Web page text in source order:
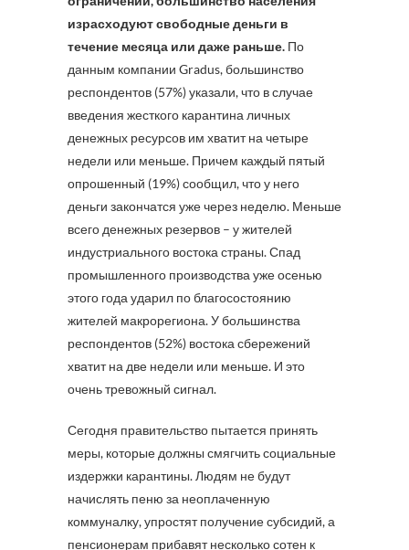
израсходуют свободные деньги в
течение месяца или даже раньше. По
данным компании Gradus, большинство
респондентов (57%) указали, что в случае
введения жесткого карантина личных
денежных ресурсов им хватит на четыре
недели или меньше. Причем каждый пятый
опрошенный (19%) сообщил, что у него
деньги закончатся уже через неделю. Меньше
всего денежных резервов – у жителей
индустриального востока страны. Спад
промышленного производства уже осенью
этого года ударил по благосостоянию
жителей макрорегиона. У большинства
респондентов (52%) востока сбережений
хватит на две недели или меньше. И это
очень тревожный сигнал.
Сегодня правительство пытается принять
меры, которые должны смягчить социальные
издержки карантины. Людям не будут
начислять пеню за неоплаченную
коммуналку, упростят получение субсидий, а
пенсионерам прибавят несколько сотен к